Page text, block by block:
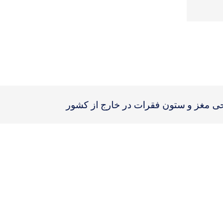
مغز و ستون فقرات در خارج از کشور